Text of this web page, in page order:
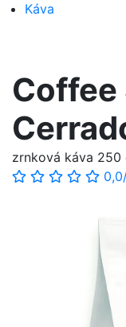
Káva
Coffee
zrnková káva 250
0,0